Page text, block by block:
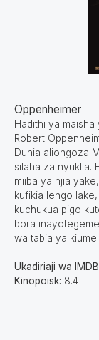
Oppenheimer
Hadithi ya
Robert
Dunia aliongoza
silaha za nyuklia.
miiba ya njia
kufikia lengo
kuchukua pigo
bora
wa tabia ya kiume.
Ukadiriaji wa
Kinopoisk: 8.4